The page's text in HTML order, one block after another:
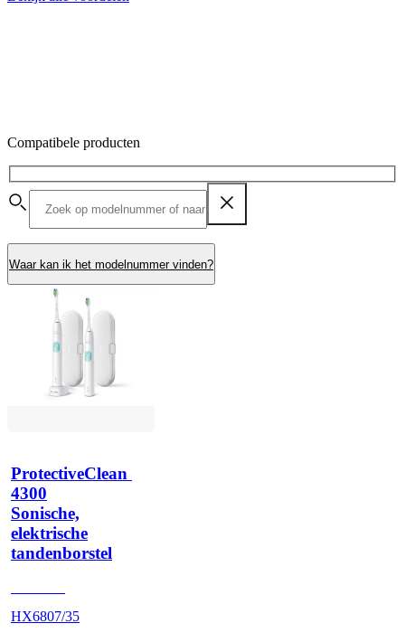
Compatibele producten
Waar kan ik het modelnummer vinden?
ProtectiveClean
4300
Sonische,
elektrische
tandenborstel
HX6807/35